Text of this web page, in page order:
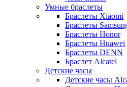
Умные браслеты
Браслеты Xiaomi
Браслеты
Браслеты Honor
Браслеты Huawei
Браслеты DENN
Браслет Alcatel
Детские часы
Детские часы